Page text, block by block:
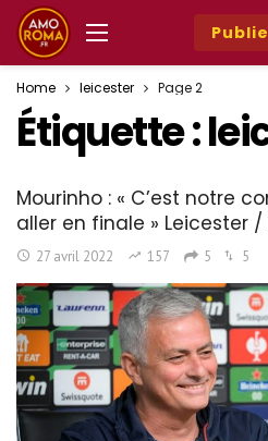
Home leicester Page 2
Étiquette :
Mourinho : « C’est notre
aller en finale » Leicester /
27 avril 2022 157 5 5